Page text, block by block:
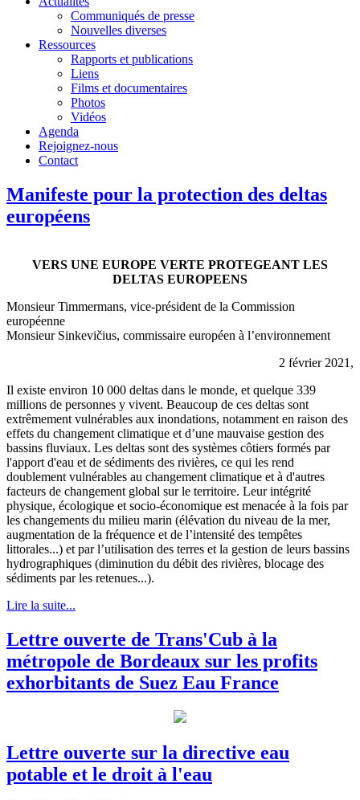
Communiqués de presse
Nouvelles diverses
Ressources
Rapports et publications
Liens
Films et documentaires
Photos
Vidéos
Agenda
Rejoignez-nous
Contact
Manifeste pour la protection des deltas
européens
VERS UNE EUROPE VERTE PROTEGEANT LES
DELTAS EUROPEENS
Monsieur Timmermans, vice-président de la Commission
européenne
Monsieur Sinkevičius, commissaire européen à l’environnement
2 février 2021,
Il existe environ 10 000 deltas dans le monde, et quelque 339
millions de personnes y vivent. Beaucoup de ces deltas sont
extrêmement vulnérables aux inondations, notamment en raison des
effets du changement climatique et d’une mauvaise gestion des
bassins fluviaux. Les deltas sont des systèmes côtiers formés par
l'apport d'eau et de sédiments des rivières, ce qui les rend
doublement vulnérables au changement climatique et à d'autres
facteurs de changement global sur le territoire. Leur intégrité
physique, écologique et socio-économique est menacée à la fois par
les changements du milieu marin (élévation du niveau de la mer,
augmentation de la fréquence et de l’intensité des tempêtes
littorales...) et par l’utilisation des terres et la gestion de leurs bassins
hydrographiques (diminution du débit des rivières, blocage des
sédiments par les retenues...).
Lire la suite...
Lettre ouverte de Trans'Cub à la
métropole de Bordeaux sur les profits
exhorbitants de Suez Eau France
Lettre ouverte sur la directive eau
potable et le droit à l'eau